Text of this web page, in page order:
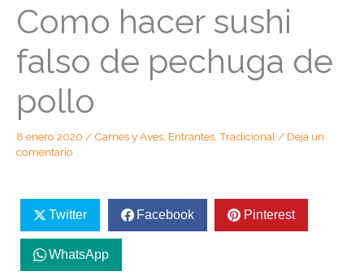
Como hacer sushi
falso de pechuga de
pollo
8 enero 2020 / Carnes y Aves Entrantes Tradicional / Deja un
comentario
Twitter Facebook Pinterest
WhatsApp